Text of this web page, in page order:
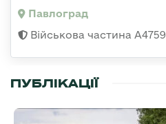
Павлоград
Військова частина А4759
ПУБЛІКАЦІЇ